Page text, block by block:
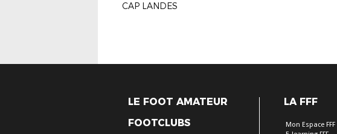
CAP LANDES
LE FOOT AMATEUR
FOOTCLUBS
LA FFF
Mon Espace FFF